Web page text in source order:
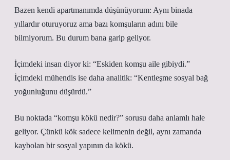
Bazen kendi apartmanımda düşünüyorum: Aynı binada
yıllardır oturuyoruz ama bazı komşuların adını bile
bilmiyorum. Bu durum bana garip geliyor.
İçimdeki insan diyor ki: “Eskiden komşu aile gibiydi.”
İçimdeki mühendis ise daha analitik: “Kentleşme sosyal bağ
yoğunluğunu düşürdü.”
Bu noktada “komşu kökü nedir?” sorusu daha anlamlı hale
geliyor. Çünkü kök sadece kelimenin değil, aynı zamanda
kaybolan bir sosyal yapının da kökü.